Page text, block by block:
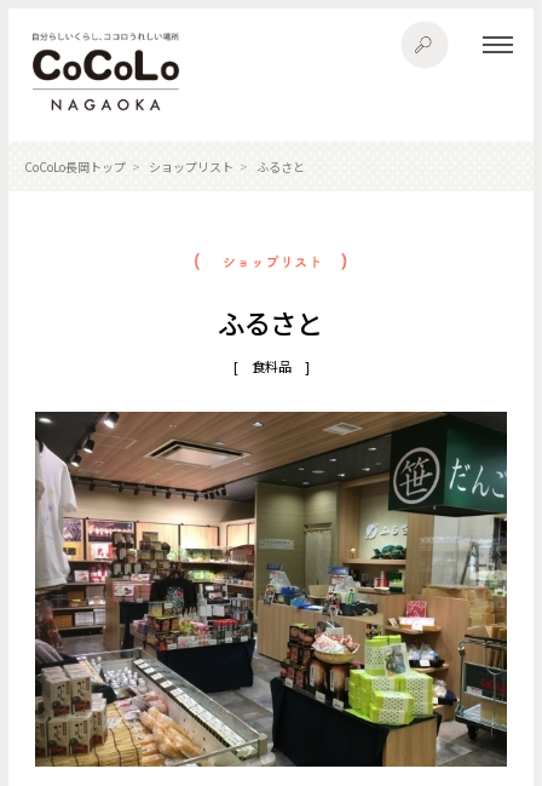
CoCoLo長岡トップ ショップリスト ふるさと
ふるさと
[ 食料品 ]